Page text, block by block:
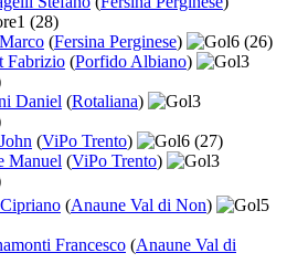
1 (28)
(Fersina Perginese) 6 (26)
Fabrizio (Porfido Albiano)
3
Daniel (Rotaliana)
3
(ViPo Trento) 6 (27)
Manuel (ViPo Trento)
3
(Anaune Val di Non)
5
Francesco (Anaune Val di